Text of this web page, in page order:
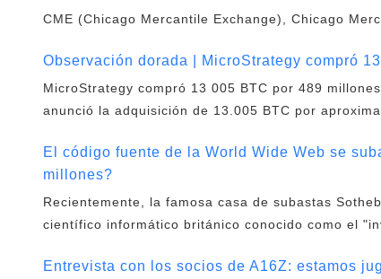
CME (Chicago Mercantile Exchange), Chicago
Observación dorada | MicroStrategy compró
MicroStrategy compró 13 005 BTC por 489
anunció la adquisición de 13.005 BTC por
El código fuente de la World Wide Web se
millones?
Recientemente, la famosa casa de subastas
científico informático británico conocido como el
Entrevista con los socios de A16Z: estamos